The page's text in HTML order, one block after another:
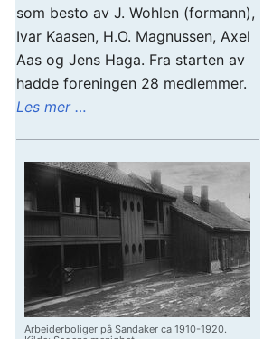
som besto av J. Wohlen (formann),
Ivar Kaasen, H.O. Magnussen, Axel
Aas og Jens Haga. Fra starten av
hadde foreningen 28 medlemmer.
Les mer …
Arbeiderboliger på Sandaker ca 1910-1920.